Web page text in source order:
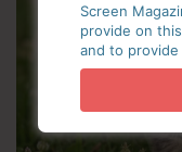
Screen
provide on
and to